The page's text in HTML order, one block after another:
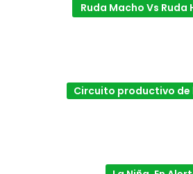
Ruda Macho Vs Ruda
Circuito productivo de